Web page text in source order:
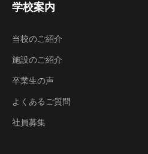
学校案内
当校のご紹介
施設のご紹介
卒業生の声
よくあるご質問
社員募集